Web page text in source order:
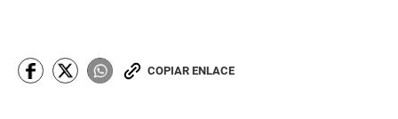
COPIAR ENLACE